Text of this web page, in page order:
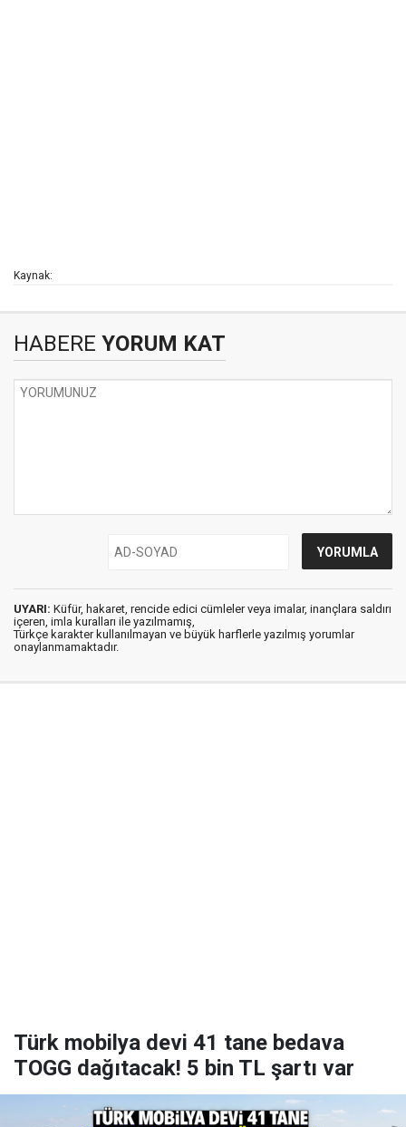
Kaynak:
HABERE YORUM KAT
UYARI: Küfür, hakaret, rencide edici cümleler veya imalar, inançlara saldırı
içeren, imla kuralları ile yazılmamış,
Türkçe karakter kullanılmayan ve büyük harflerle yazılmış yorumlar
onaylanmamaktadır.
Türk mobilya devi 41 tane bedava
TOGG dağıtacak! 5 bin TL şartı var